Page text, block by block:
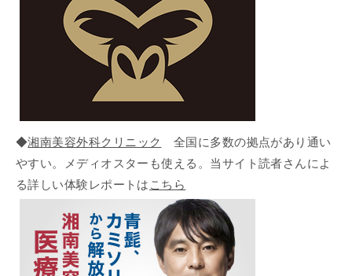
◆湘南美容外科クリニック
全国に多数の拠点があり通い
やすい。メディオスターも使える。当サイト読者さんによ
る詳しい体験レポートは こちら